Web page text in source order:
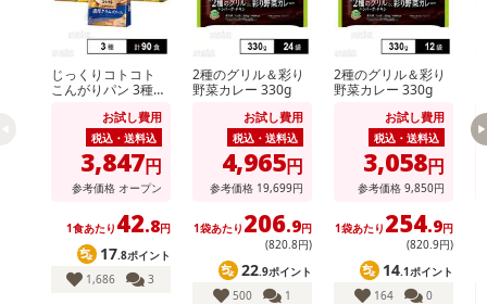
じっくりコトコト
こんがりパン 3種セ
タージュ / 濃厚かぼ
ちゃポタージュ / 濃
厚クラムポタージュ
お試し費用
税込・送料込
3,847円
参考価格 オープン
1食あたり 42.8円
17.8ポイント
1,686
3
2種のグリル＆彩り
野菜カレー 330g
お試し費用
税込・送料込
4,965円
参考価格 19,699円
1袋あたり 206.9円
(820.8円)
22.9ポイント
500
1
2種のグリル＆彩り
野菜カレー 330g
お試し費用
税込・送料込
3,058円
参考価格 9,850円
1袋あたり 254.9円
(820.9円)
14.1ポイント
164
0